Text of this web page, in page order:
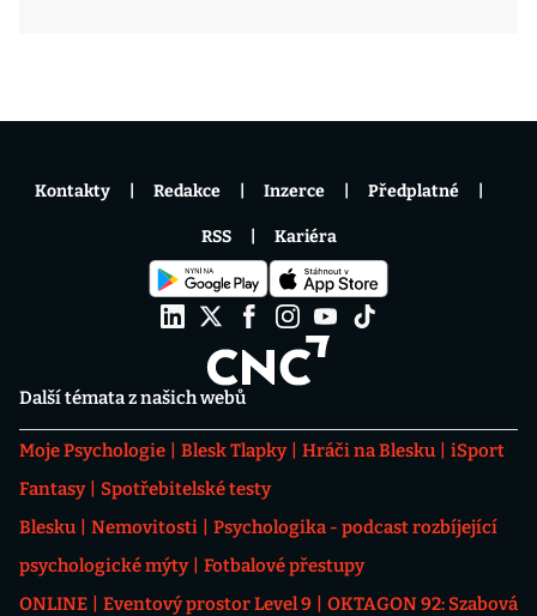
Další témata z našich webů
Moje Psychologie Blesk Tlapky Hráči na Blesku
iSport
Fantasy
Spotřebitelské testy
Blesku
Nemovitosti
Psychologika - podcast rozbíjející
psychologické mýty
Fotbalové přestupy
ONLINE
Eventový prostor Level 9
OKTAGON 92: Szabová
Kontakty Redakce Inzerce Předplatné
RSS Kariéra